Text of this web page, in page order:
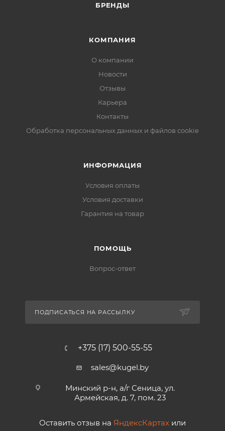
БРЕНДЫ
КОМПАНИЯ
О компании
Новости
Отзывы
Карьера
Контакты
Обработка персональных данных и файлов cookie
ИНФОРМАЦИЯ
Условия оплаты
Условия доставки
Гарантия на товар
ПОМОЩЬ
Вопрос-ответ
ПОДПИСАТЬСЯ НА РАССЫЛКУ
+375 (17) 500-55-55
sales@kugel.by
Минский р-н, а/г Сеница, ул.
Армейская, д. 7, пом. 23
Оставить отзыв на ЯндексКартах или